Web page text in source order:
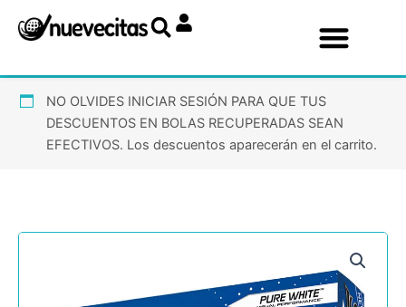
NO OLVIDES INICIAR SESIÓN PARA QUE TUS
DESCUENTOS EN BOLAS RECUPERADAS SEAN
EFECTIVOS. Los descuentos aparecerán en el carrito.